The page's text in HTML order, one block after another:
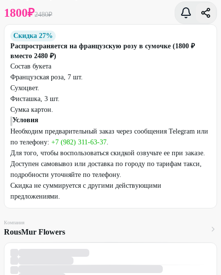
1800₽2480₽
Скидка 27%
Распространяется на французскую розу в сумочке (1800 ₽
вместо 2480 ₽)
Состав букета
Французская роза, 7 шт.
Сухоцвет.
Фисташка, 3 шт.
Сумка картон.
Условия
Необходим предварительный заказ через сообщения Telegram или
по телефону: +7 (982) 311-63-37.
Для того, чтобы воспользоваться скидкой озвучьте ее при заказе.
Доступен самовывоз или доставка по городу по тарифам такси,
подробности уточняйте по телефону.
Скидка не суммируется с другими действующими
предложениями.
Компания
RousMur Flowers